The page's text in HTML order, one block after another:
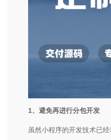
1、避免再进行分包开发
虽然小程序的开发技术已